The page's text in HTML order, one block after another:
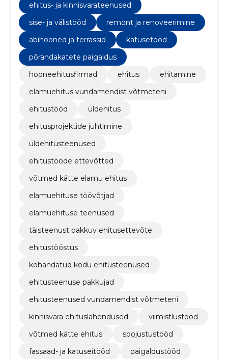
ehitus- ja kinnisvarateenused
sise- ja välistööd
remont ja renoveerimine
abihooned ja terrassid
katusetööd
põrandakatete paigaldus
hooneehitusfirmad
ehitus
ehitamine
elamuehitus vundamendist võtmeteni
ehitustööd
üldehitus
ehitusprojektide juhtimine
üldehitusteenused
ehitustööde ettevõtted
võtmed kätte elamu ehitus
elamuehituse töövõtjad
elamuehituse teenused
täisteenust pakkuv ehitusettevõte
ehitustööstus
kohandatud kodu ehitusteenused
ehitusteenuse pakkujad
ehitusteenused vundamendist võtmeteni
kinnisvara ehituslahendused
viimistlustööd
võtmed kätte ehitus
soojustustööd
fassaad- ja katuseitööd
paigaldustööd